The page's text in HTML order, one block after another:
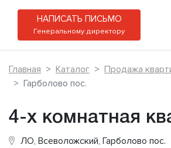
НАПИСАТЬ ПИСЬМО
Генеральному директору
Главная Каталог
Продажа
Гарболово пос.
4-х комнатная
ЛО, Всеволожский, Гарболово пос.